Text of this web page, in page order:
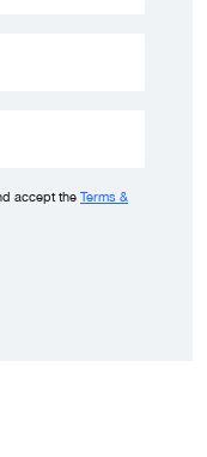
accept the Terms &